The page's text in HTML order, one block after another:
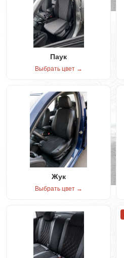
Паук
Выбрать цвет →
Жук
Выбрать цвет →